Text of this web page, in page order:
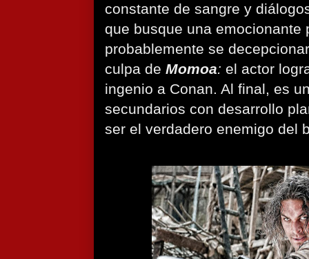
constante de sangre y
que busque una emocionante
probablemente se
culpa de Momoa: el actor
ingenio a Conan. Al final, es
secundarios con desarrollo
ser el verdadero enemigo del